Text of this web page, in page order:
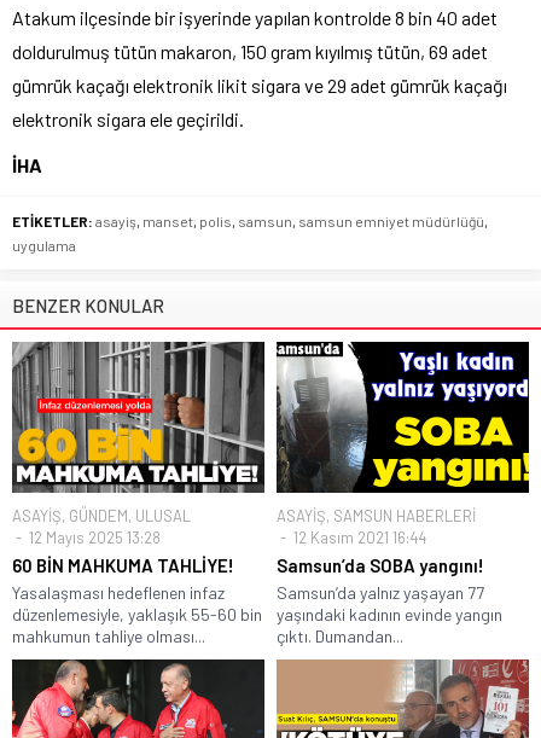
Atakum ilçesinde bir işyerinde yapılan kontrolde 8 bin 40 adet
doldurulmuş tütün makaron, 150 gram kıyılmış tütün, 69 adet
gümrük kaçağı elektronik likit sigara ve 29 adet gümrük kaçağı
elektronik sigara ele geçirildi.
İHA
ETİKETLER: asayiş, manset, polis, samsun, samsun emniyet müdürlüğü,
uygulama
BENZER KONULAR
ASAYİŞ, GÜNDEM, ULUSAL
12 Mayıs 2025 13:28
60 BİN MAHKUMA TAHLİYE!
Yasalaşması hedeflenen infaz
düzenlemesiyle, yaklaşık 55-60 bin
mahkumun tahliye olması...
ASAYİŞ, SAMSUN HABERLERİ
12 Kasım 2021 16:44
Samsun’da SOBA yangını!
Samsun’da yalnız yaşayan 77
yaşındaki kadının evinde yangın
çıktı. Dumandan...